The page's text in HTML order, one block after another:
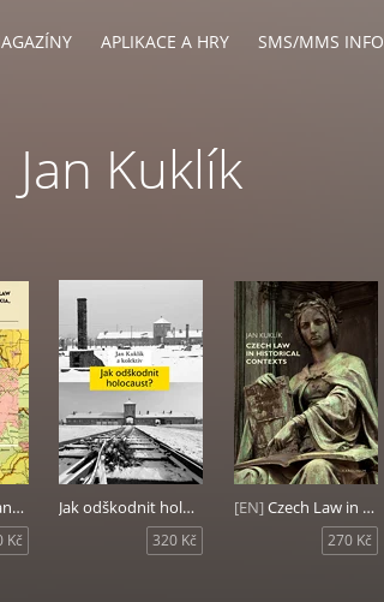
APLIKACE A HRY SMS/MMS INFO
Jan Kuklík
Kč
Jak odškodnit holocaust?
320 Kč
[EN]Czech Law in Historical Contexts
270 Kč